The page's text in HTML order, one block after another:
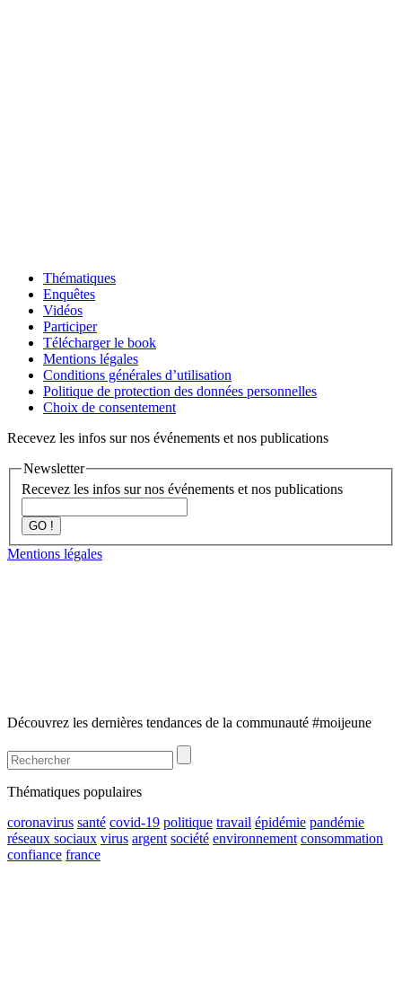
Thématiques
Enquêtes
Vidéos
Participer
Télécharger le book
Mentions légales
Conditions générales d’utilisation
Politique de protection des données personnelles
Choix de consentement
Recevez les infos sur nos événements et nos publications
Newsletter
Recevez les infos sur nos événements et nos publications
GO !
Mentions légales
Découvrez les dernières tendances de la communauté #moijeune
Thématiques populaires
coronavirus santé covid-19 politique travail épidémie pandémie
réseaux sociaux virus argent société environnement consommation
confiance france